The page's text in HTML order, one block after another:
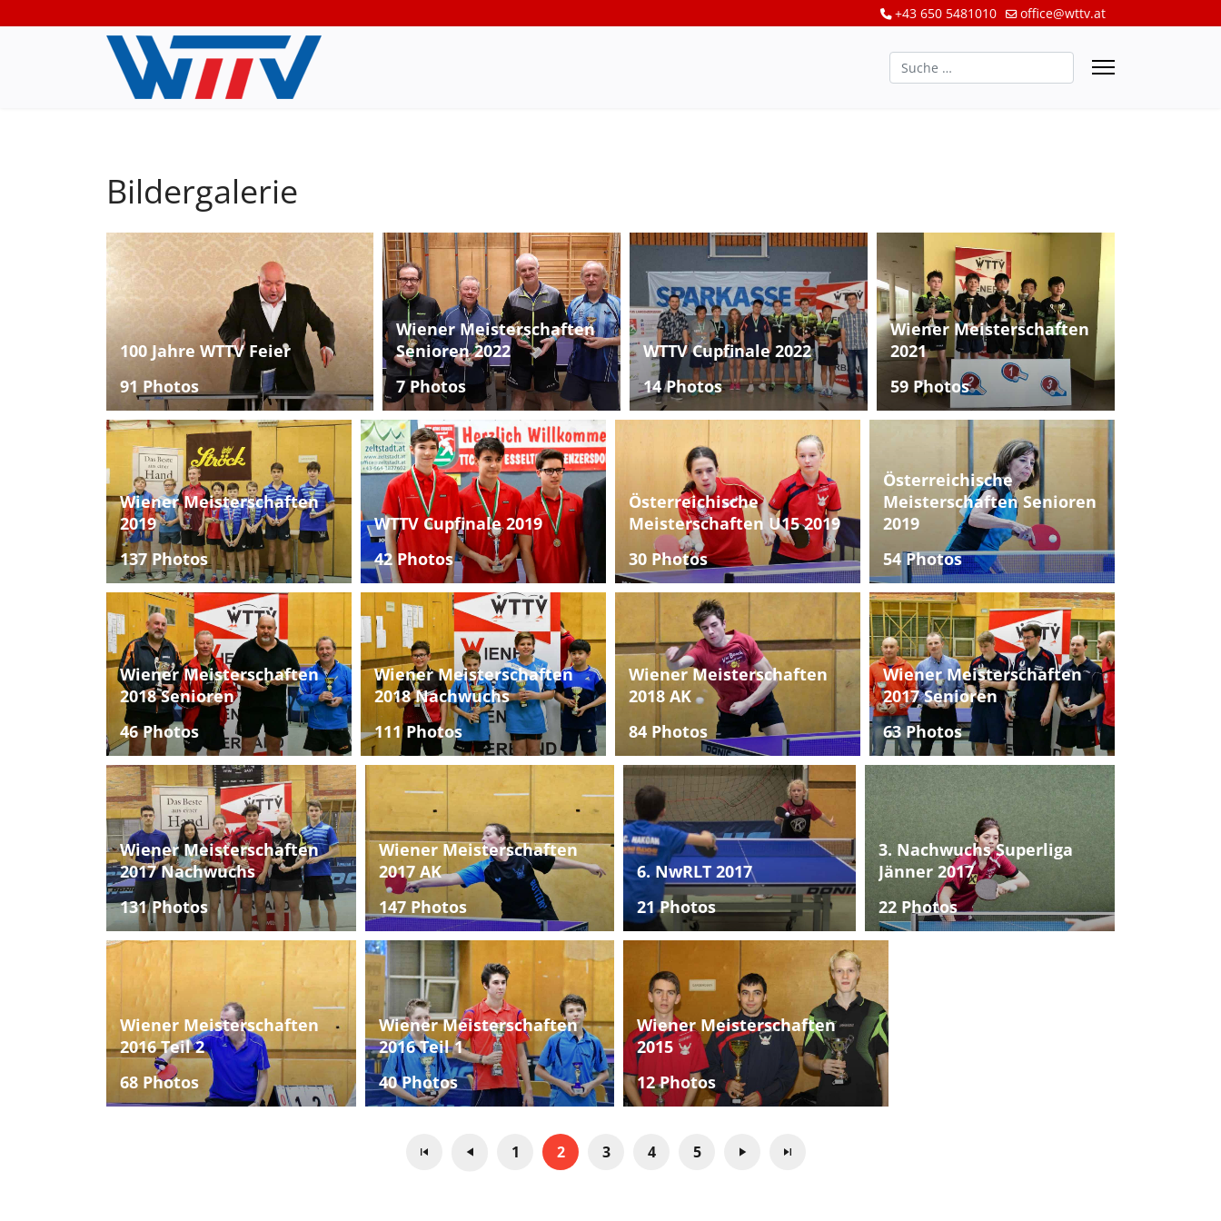
+43 650 5481010 office@wttv.at
Suchen
Bildergalerie
100 Jahre WTTV Feier
91 Photos
Wiener Meisterschaften
Senioren 2022
7 Photos
WTTV Cupfinale 2022
14 Photos
Wiener Meisterschaften
2021
59 Photos
Wiener Meisterschaften
2019
137 Photos
WTTV Cupfinale 2019
42 Photos
Österreichische
Meisterschaften U15 2019
30 Photos
Österreichische
Meisterschaften Senioren
2019
54 Photos
Wiener Meisterschaften
2018 Senioren
46 Photos
Wiener Meisterschaften
2018 Nachwuchs
111 Photos
Wiener Meisterschaften
2018 AK
84 Photos
Wiener Meisterschaften
2017 Senioren
63 Photos
Wiener Meisterschaften
2017 Nachwuchs
131 Photos
Wiener Meisterschaften
2017 AK
147 Photos
6. NwRLT 2017
21 Photos
3. Nachwuchs Superliga
Jänner 2017
22 Photos
Wiener Meisterschaften
2016 Teil 2
68 Photos
Wiener Meisterschaften
2016 Teil 1
40 Photos
Wiener Meisterschaften
2015
12 Photos
1 2 3 4 5